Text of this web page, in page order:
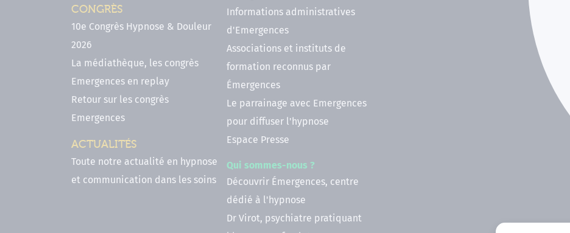
CONGRÈS
10e Congrès Hypnose & Douleur
2026
La médiathèque, les congrès
Emergences en replay
Retour sur les congrès
Emergences
ACTUALITÉS
Toute notre actualité en hypnose
et communication dans les soins
Informations administratives
d'Emergences
Associations et instituts de
formation reconnus par
Émergences
Le parrainage avec Emergences
pour diffuser l'hypnose
Espace Presse
Qui sommes-nous ?
Découvrir Émergences, centre
dédié à l'hypnose
Dr Virot, psychiatre pratiquant